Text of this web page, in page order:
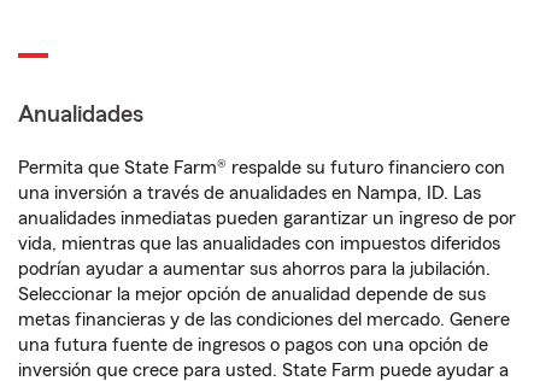
Anualidades
Permita que State Farm® respalde su futuro financiero con
una inversión a través de anualidades en Nampa, ID. Las
anualidades inmediatas pueden garantizar un ingreso de por
vida, mientras que las anualidades con impuestos diferidos
podrían ayudar a aumentar sus ahorros para la jubilación.
Seleccionar la mejor opción de anualidad depende de sus
metas financieras y de las condiciones del mercado. Genere
una futura fuente de ingresos o pagos con una opción de
inversión que crece para usted. State Farm puede ayudar a